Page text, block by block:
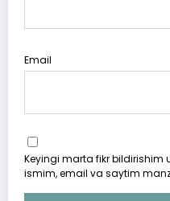
Email
Keyingi marta fikr bildirishim
ismim, email va saytim